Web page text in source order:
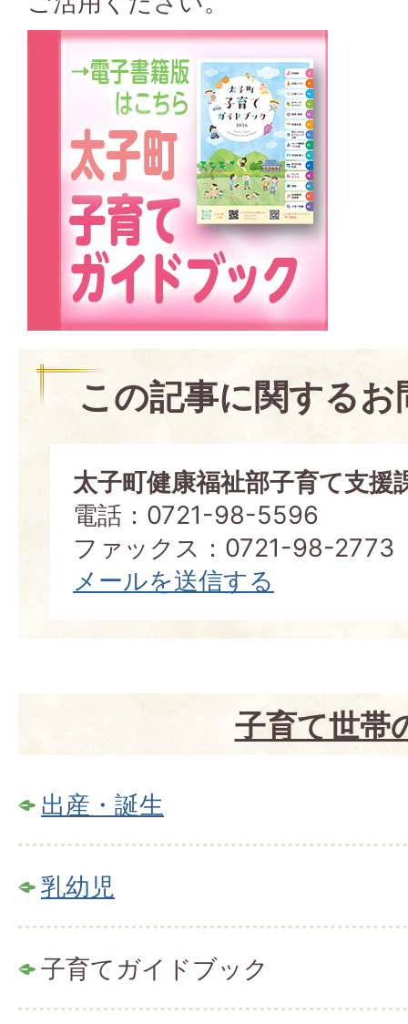
この記事に関する
太子町健康福祉部子育て支援
電話：0721-98-5596
ファックス：0721-98-2773
メールを送信する
子育て世帯
出産・誕生
乳幼児
子育てガイドブック